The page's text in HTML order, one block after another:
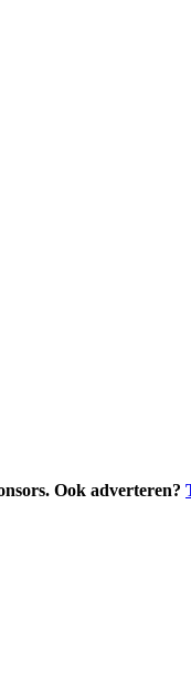
Ook adverteren?